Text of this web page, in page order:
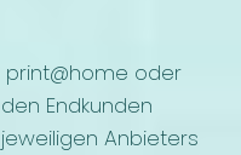
oder
Endkunden
Anbieters